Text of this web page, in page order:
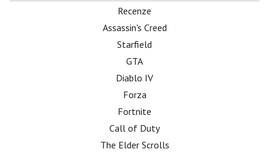
Recenze
Assassin's Creed
Starfield
GTA
Diablo IV
Forza
Fortnite
Call of Duty
The Elder Scrolls